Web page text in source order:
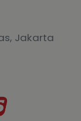
Jakarta